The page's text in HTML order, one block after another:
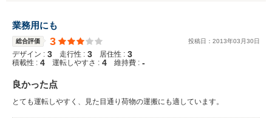
業務用にも
総合評価 3 投稿日： 2013年03 月30日
デザイン : 3 走行性 : 3 居住性 : 3
積載性 : 4 運転しやすさ : 4 維持費 : -
良かった点
とても運転しやすく、見た目通り荷物の運搬にも適しています。